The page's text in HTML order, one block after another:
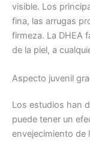
visible. Los
fina, las arrugas
firmeza. La DHEA
de la piel, a
Aspecto juvenil
Los estudios han
puede tener un
envejecimiento de